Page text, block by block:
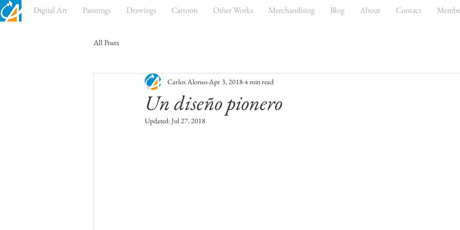
Digital Art Paintings Drawings Cartoon Other Works Merchandising Blog About Contact
All Posts
Un diseño pionero
Carlos Alonso Apr 3, 2018 4 min read
Updated:Jul 27, 2018